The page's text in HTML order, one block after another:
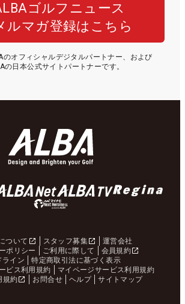
ゴルフニュース
ルマガ登録はこちら
のオフィシャルデジタルパートナー、および
の日本公式サイトパートナーです。
ついて スタッフ募集
運営会社
ポリシー
ご利用に際して
会員規約
ライン
特定商取引法に基づく表示
ビス利用規約
マイページサービス利用規約
規約
お問合せ ヘルプ サイトマップ